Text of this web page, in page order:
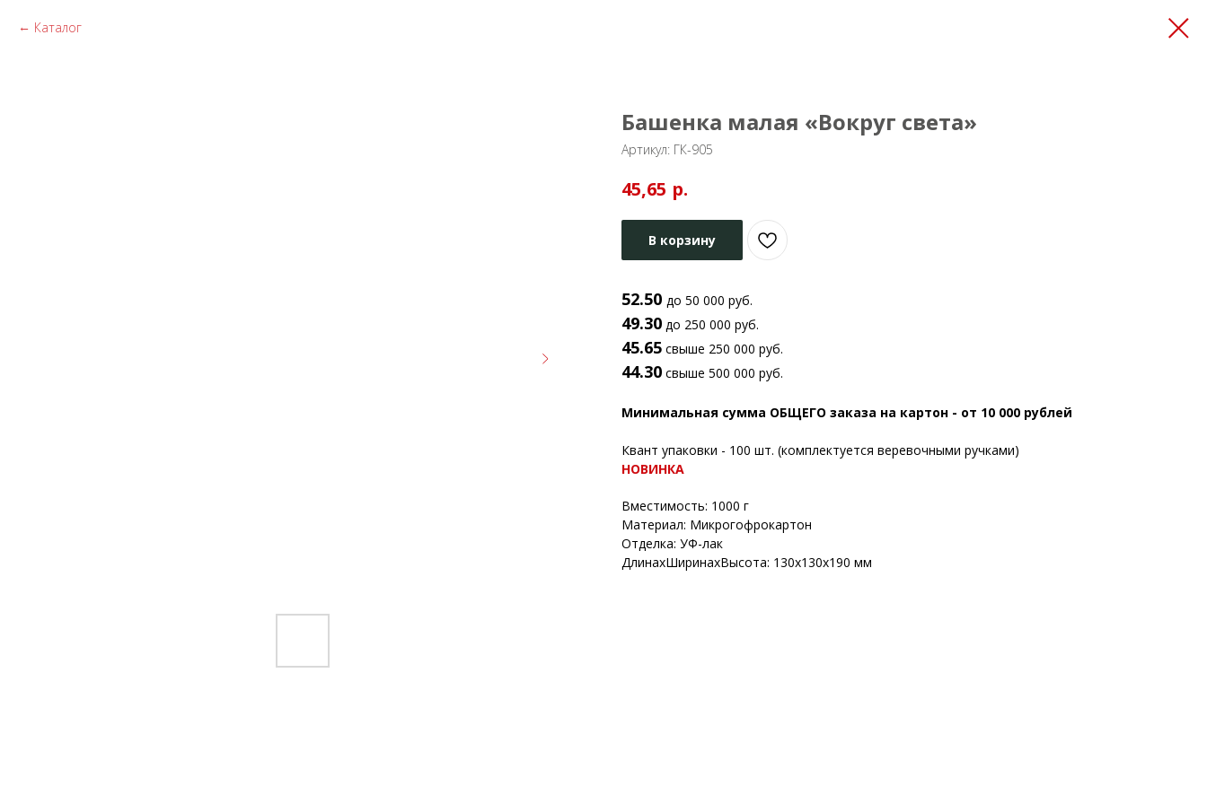
Каталог
Башенка малая «Вокруг света»
Артикул: ГК-905
45,65 р.
В корзину
52.50 до 50 000 руб.
49.30 до 250 000 руб.
45.65 свыше 250 000 руб.
44.30 свыше 500 000 руб.
Минимальная сумма ОБЩЕГО заказа на картон - от 10 000 рублей
Квант упаковки - 100 шт. (комплектуется веревочными ручками)
НОВИНКА
Вместимость: 1000 г
Материал: Микрогофрокартон
Отделка: УФ-лак
ДлинахШиринахВысота: 130х130х190 мм